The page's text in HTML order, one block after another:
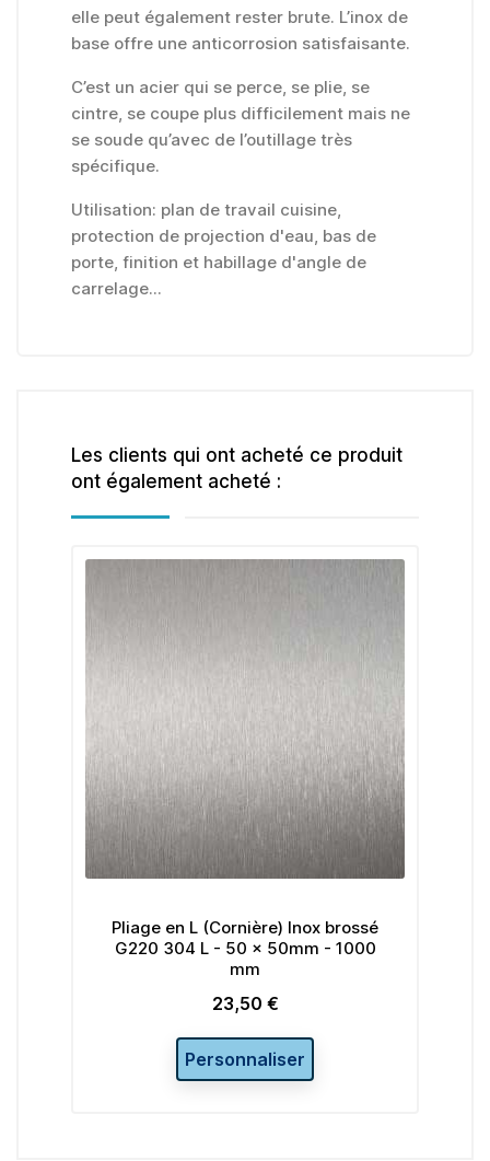
elle peut également rester brute. L’inox de
base offre une anticorrosion satisfaisante.
C’est un acier qui se perce, se plie, se
cintre, se coupe plus difficilement mais ne
se soude qu’avec de l’outillage très
spécifique.
Utilisation: plan de travail cuisine,
protection de projection d'eau, bas de
porte, finition et habillage d'angle de
carrelage...
Les clients qui ont acheté ce produit
ont également acheté :
Pliage en L (Cornière) Inox brossé
G220 304 L - 50 x 50mm - 1000
mm
Prix
23,50 €
Personnaliser